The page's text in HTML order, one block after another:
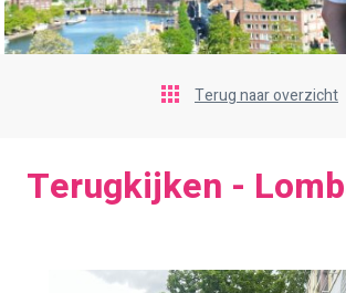
Terug naar overzicht
Terugkijken -